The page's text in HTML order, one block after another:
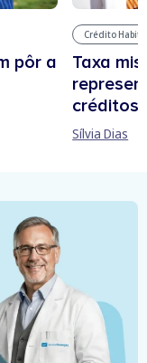
pôr a
Crédito
Taxa
créditos
Sílvia Dias